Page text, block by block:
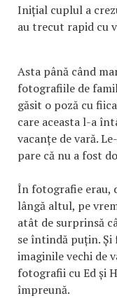
Inițial cuplul a
au trecut rapid cu
Asta până când
fotografiile de
găsit o poză cu
care aceasta l-a
vacanțe de vară.
pare că nu a fost
În fotografie erau,
lângă altul, pe
atât de surprinsă
se întindă puțin.
imaginile vechi de
fotografii cu Ed și
împreună.